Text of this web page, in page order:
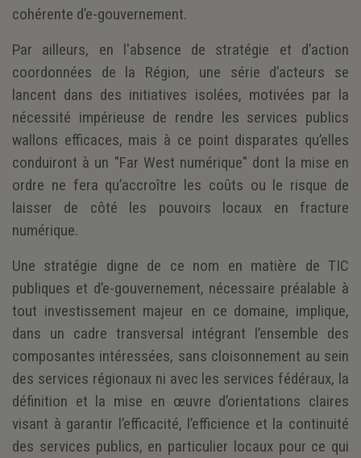
cohérente d’e-gouvernement.
Par ailleurs, en l'absence de stratégie et d’action
coordonnées de la Région, une série d’acteurs se
lancent dans des initiatives isolées, motivées par la
nécessité impérieuse de rendre les services publics
wallons efficaces, mais à ce point disparates qu’elles
conduiront à un "Far West numérique" dont la mise en
ordre ne fera qu’accroître les coûts ou le risque de
laisser de côté les pouvoirs locaux en fracture
numérique.
Une stratégie digne de ce nom en matière de TIC
publiques et d’e-gouvernement, nécessaire préalable à
tout investissement majeur en ce domaine, implique,
dans un cadre transversal intégrant l’ensemble des
composantes intéressées, sans cloisonnement au sein
des services régionaux ni avec les services fédéraux, la
définition et la mise en œuvre d’orientations claires
visant à garantir l’efficacité, l’efficience et la continuité
des services publics, en particulier locaux pour ce qui